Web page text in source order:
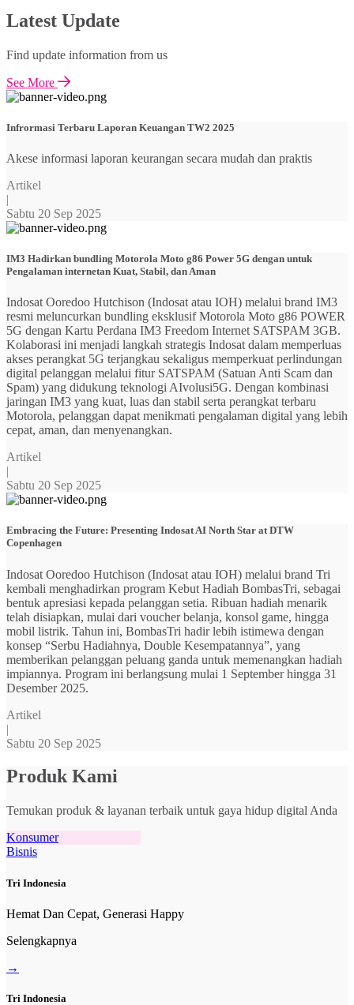
Latest Update
Find update information from us
See More
Infrormasi Terbaru Laporan Keuangan TW2 2025
Akese informasi laporan keurangan secara mudah dan praktis
Artikel
|
Sabtu 20 Sep 2025
IM3 Hadirkan bundling Motorola Moto g86 Power 5G dengan untuk
Pengalaman internetan Kuat, Stabil, dan Aman
Indosat Ooredoo Hutchison (Indosat atau IOH) melalui brand IM3
resmi meluncurkan bundling eksklusif Motorola Moto g86 POWER
5G dengan Kartu Perdana IM3 Freedom Internet SATSPAM 3GB.
Kolaborasi ini menjadi langkah strategis Indosat dalam memperluas
akses perangkat 5G terjangkau sekaligus memperkuat perlindungan
digital pelanggan melalui fitur SATSPAM (Satuan Anti Scam dan
Spam) yang didukung teknologi AIvolusi5G. Dengan kombinasi
jaringan IM3 yang kuat, luas dan stabil serta perangkat terbaru
Motorola, pelanggan dapat menikmati pengalaman digital yang lebih
cepat, aman, dan menyenangkan.
Artikel
|
Sabtu 20 Sep 2025
Embracing the Future: Presenting Indosat AI North Star at DTW
Copenhagen
Indosat Ooredoo Hutchison (Indosat atau IOH) melalui brand Tri
kembali menghadirkan program Kebut Hadiah BombasTri, sebagai
bentuk apresiasi kepada pelanggan setia. Ribuan hadiah menarik
telah disiapkan, mulai dari voucher belanja, konsol game, hingga
mobil listrik. Tahun ini, BombasTri hadir lebih istimewa dengan
konsep “Serbu Hadiahnya, Double Kesempatannya”, yang
memberikan pelanggan peluang ganda untuk memenangkan hadiah
impiannya. Program ini berlangsung mulai 1 September hingga 31
Desember 2025.
Artikel
|
Sabtu 20 Sep 2025
Produk Kami
Temukan produk & layanan terbaik untuk gaya hidup digital Anda
Konsumer
Bisnis
Tri Indonesia
Hemat Dan Cepat, Generasi Happy
Selengkapnya
→
Tri Indonesia